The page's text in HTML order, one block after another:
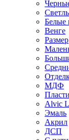
Белые
Венге
Размер
МДФ
Alvic
Эмаль
Акрил
ДСП